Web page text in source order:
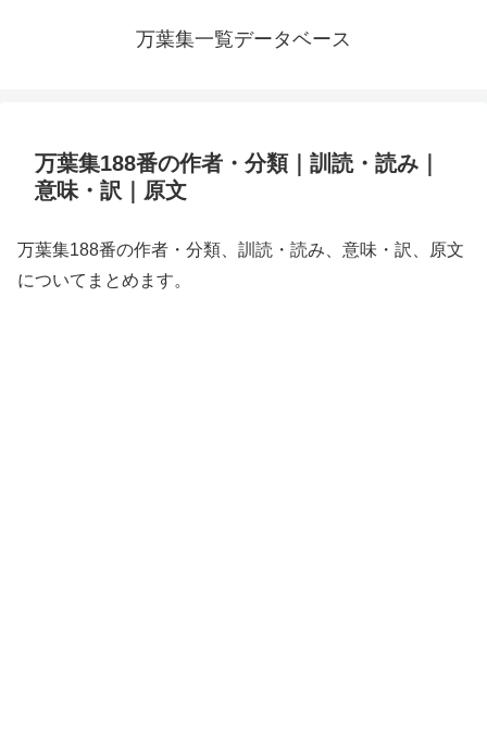
万葉集一覧データベース
万葉集188番の作者・分類｜訓読・読み｜
意味・訳｜原文
万葉集188番の作者・分類、訓読・読み、意味・訳、原文
についてまとめます。